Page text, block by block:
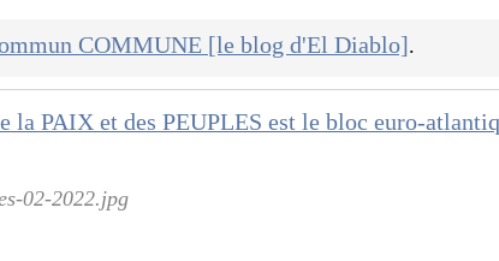
COMMUNE [le blog d'El Diablo].
02-2022.jpg